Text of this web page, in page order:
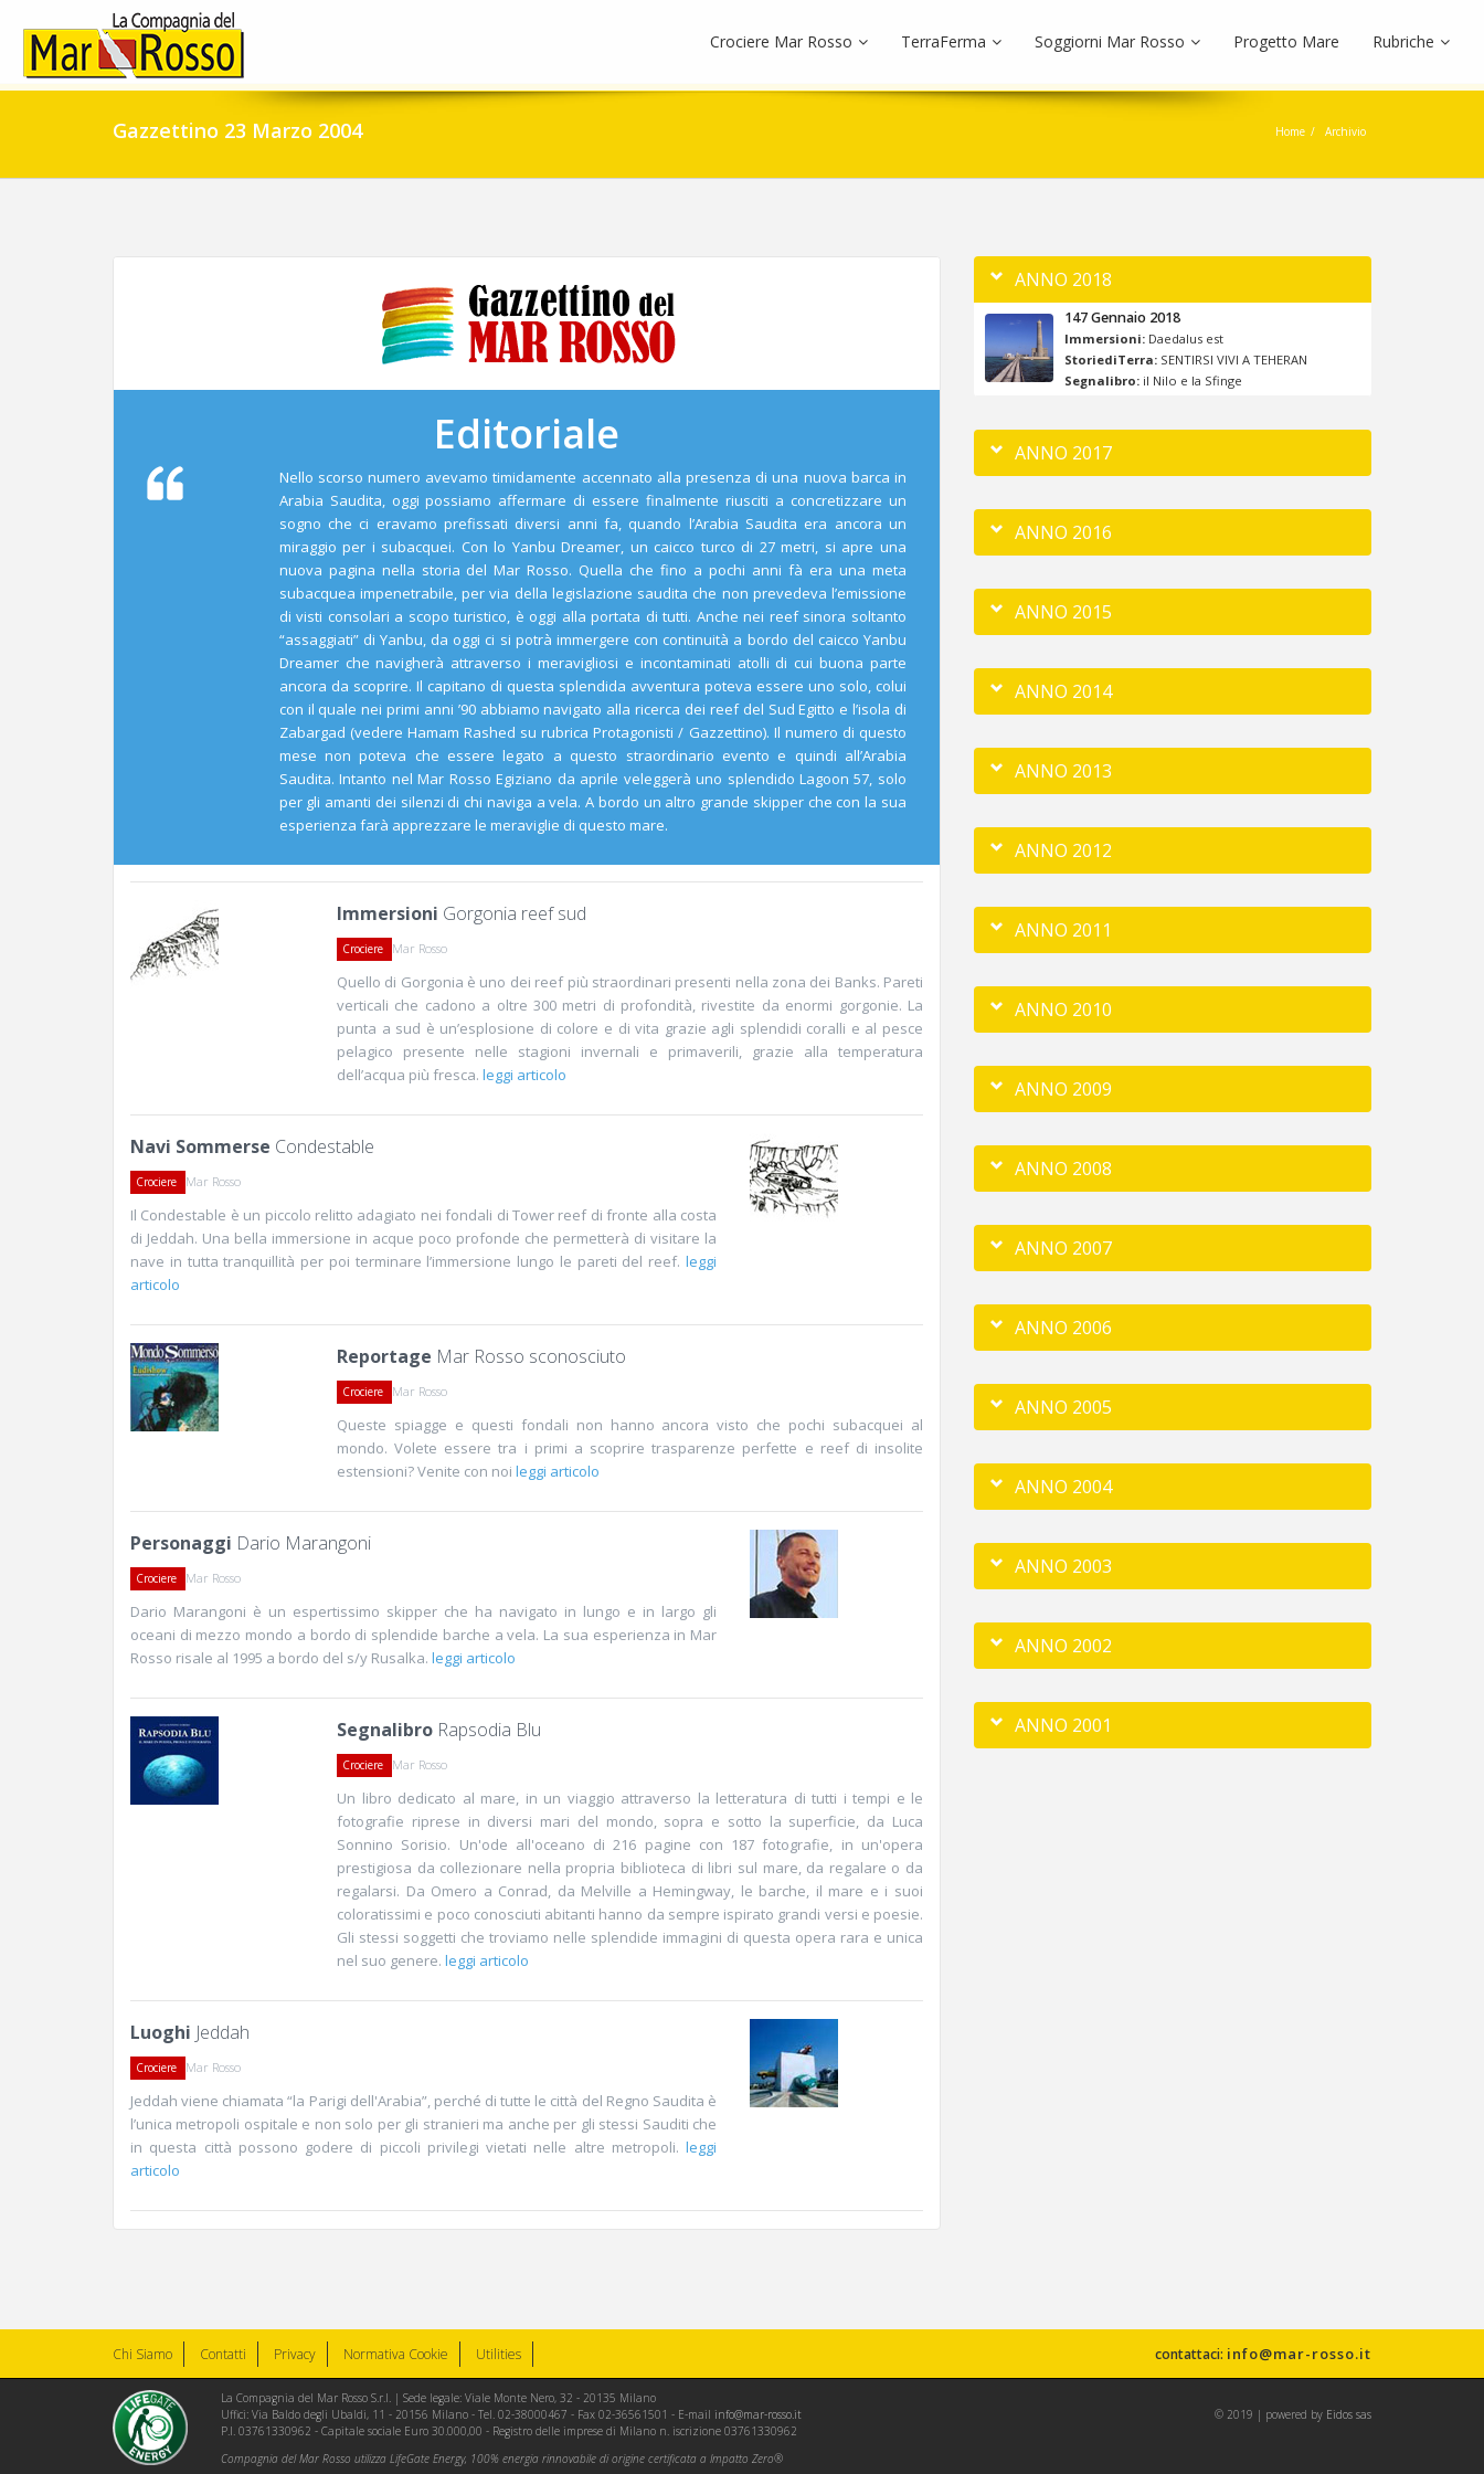
Crociere Mar Rosso TerraFerma Soggiorni Mar Rosso Progetto Mare Rubriche
Gazzettino 23 Marzo 2004 Home Archivio
Editoriale
Nello scorso numero avevamo timidamente accennato alla presenza di una nuova barca in
Arabia Saudita, oggi possiamo affermare di essere finalmente riusciti a concretizzare un
sogno che ci eravamo prefissati diversi anni fa, quando l’Arabia Saudita era ancora un
miraggio per i subacquei. Con lo Yanbu Dreamer, un caicco turco di 27 metri, si apre una
nuova pagina nella storia del Mar Rosso. Quella che fino a pochi anni fà era una meta
subacquea impenetrabile, per via della legislazione saudita che non prevedeva l’emissione
di visti consolari a scopo turistico, è oggi alla portata di tutti. Anche nei reef sinora soltanto
“assaggiati” di Yanbu, da oggi ci si potrà immergere con continuità a bordo del caicco Yanbu
Dreamer che navigherà attraverso i meravigliosi e incontaminati atolli di cui buona parte
ancora da scoprire. Il capitano di questa splendida avventura poteva essere uno solo, colui
con il quale nei primi anni ’90 abbiamo navigato alla ricerca dei reef del Sud Egitto e l’isola di
Zabargad (vedere Hamam Rashed su rubrica Protagonisti / Gazzettino). Il numero di questo
mese non poteva che essere legato a questo straordinario evento e quindi all’Arabia
Saudita. Intanto nel Mar Rosso Egiziano da aprile veleggerà uno splendido Lagoon 57, solo
per gli amanti dei silenzi di chi naviga a vela. A bordo un altro grande skipper che con la sua
esperienza farà apprezzare le meraviglie di questo mare.
Immersioni Gorgonia reef sud
Crociere Mar Rosso
Quello di Gorgonia è uno dei reef più straordinari presenti nella zona dei Banks. Pareti
verticali che cadono a oltre 300 metri di profondità, rivestite da enormi gorgonie. La
punta a sud è un’esplosione di colore e di vita grazie agli splendidi coralli e al pesce
pelagico presente nelle stagioni invernali e primaverili, grazie alla temperatura
dell’acqua più fresca. leggi articolo
Navi Sommerse Condestable
Crociere Mar Rosso
Il Condestable è un piccolo relitto adagiato nei fondali di Tower reef di fronte alla costa
di Jeddah. Una bella immersione in acque poco profonde che permetterà di visitare la
nave in tutta tranquillità per poi terminare l’immersione lungo le pareti del reef. leggi
articolo
Reportage Mar Rosso sconosciuto
Crociere Mar Rosso
Queste spiagge e questi fondali non hanno ancora visto che pochi subacquei al
mondo. Volete essere tra i primi a scoprire trasparenze perfette e reef di insolite
estensioni? Venite con noi leggi articolo
Personaggi Dario Marangoni
Crociere Mar Rosso
Dario Marangoni è un espertissimo skipper che ha navigato in lungo e in largo gli
oceani di mezzo mondo a bordo di splendide barche a vela. La sua esperienza in Mar
Rosso risale al 1995 a bordo del s/y Rusalka. leggi articolo
Segnalibro Rapsodia Blu
Crociere Mar Rosso
Un libro dedicato al mare, in un viaggio attraverso la letteratura di tutti i tempi e le
fotografie riprese in diversi mari del mondo, sopra e sotto la superficie, da Luca
Sonnino Sorisio. Un'ode all'oceano di 216 pagine con 187 fotografie, in un'opera
prestigiosa da collezionare nella propria biblioteca di libri sul mare, da regalare o da
regalarsi. Da Omero a Conrad, da Melville a Hemingway, le barche, il mare e i suoi
coloratissimi e poco conosciuti abitanti hanno da sempre ispirato grandi versi e poesie.
Gli stessi soggetti che troviamo nelle splendide immagini di questa opera rara e unica
nel suo genere. leggi articolo
Luoghi Jeddah
Crociere Mar Rosso
Jeddah viene chiamata “la Parigi dell'Arabia”, perché di tutte le città del Regno Saudita è
l’unica metropoli ospitale e non solo per gli stranieri ma anche per gli stessi Sauditi che
in questa città possono godere di piccoli privilegi vietati nelle altre metropoli. leggi
articolo
ANNO 2018
147 Gennaio 2018
Immersioni: Daedalus est
StoriediTerra: SENTIRSI VIVI A TEHERAN
Segnalibro: il Nilo e la Sfinge
ANNO 2017
ANNO 2016
ANNO 2015
ANNO 2014
ANNO 2013
ANNO 2012
ANNO 2011
ANNO 2010
ANNO 2009
ANNO 2008
ANNO 2007
ANNO 2006
ANNO 2005
ANNO 2004
ANNO 2003
ANNO 2002
ANNO 2001
Chi Siamo Contatti Privacy Normativa Cookie Utilities contattaci: info@mar-rosso.it
La Compagnia del Mar Rosso S.r.l. | Sede legale: Viale Monte Nero, 32 - 20135 Milano
Uffici: Via Baldo degli Ubaldi, 11 - 20156 Milano - Tel. 02-38000467 - Fax 02-36561501 - E-mail info@mar-rosso.it
P.I. 03761330962 - Capitale sociale Euro 30.000,00 - Registro delle imprese di Milano n. iscrizione 03761330962
Compagnia del Mar Rosso utilizza LifeGate Energy, 100% energia rinnovabile di origine certificata a Impatto Zero®
© 2019 | powered by Eidos sas